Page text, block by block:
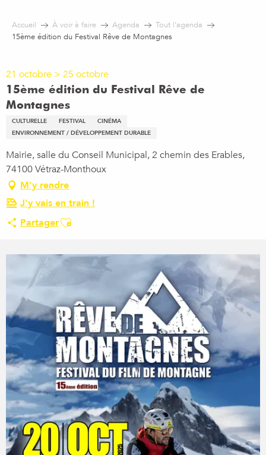
contenu
Accueil À voir à faire Agenda
Tout l’agenda
15ème édition du Festival Rêve de Montagnes
21 octobre > 25 octobre
15ème édition du Festival Rêve de
Montagnes
CULTURELLE FESTIVAL
CINÉMA
ENVIRONNEMENT / DÉVELOPPEMENT DURABLE
Mairie, salle du Conseil Municipal, 2 chemin des Erables,
74100 Vétraz-Monthoux
M'y rendre
J'y vais en train !
PartagerAjouter aux favoris